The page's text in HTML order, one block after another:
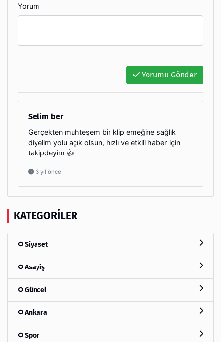
Yorum
Yorumu Gönder
Selim ber
Gerçekten muhteşem bir klip emeğine sağlık
diyelim yolu açık olsun, hızlı ve etkili haber için
takipdeyim 👍
3 yıl önce
KATEGORILER
Siyaset
Asayiş
Güncel
Ankara
Spor